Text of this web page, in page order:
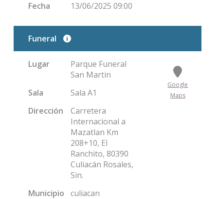
Fecha
13/06/2025 09:00
Funeral
Lugar
Parque Funeral
San Martin
Sala
Sala A1
Dirección
Carretera
Internacional a
Mazatlan Km
208+10, El
Ranchito, 80390
Culiacán Rosales,
Sin.
Municipio
culiacan
Google
Maps